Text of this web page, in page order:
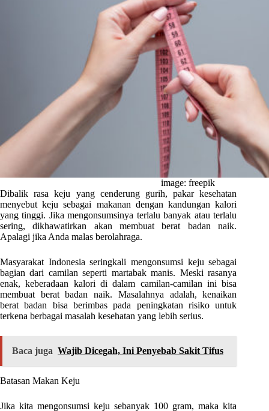
image: freepik
Dibalik rasa keju yang cenderung gurih, pakar kesehatan
menyebut keju sebagai makanan dengan kandungan kalori
yang tinggi. Jika mengonsumsinya terlalu banyak atau terlalu
sering, dikhawatirkan akan membuat berat badan naik.
Apalagi jika Anda malas berolahraga.
Masyarakat Indonesia seringkali mengonsumsi keju sebagai
bagian dari camilan seperti martabak manis. Meski rasanya
enak, keberadaan kalori di dalam camilan-camilan ini bisa
membuat berat badan naik. Masalahnya adalah, kenaikan
berat badan bisa berimbas pada peningkatan risiko untuk
terkena berbagai masalah kesehatan yang lebih serius.
Baca juga Wajib Dicegah, Ini Penyebab Sakit Tifus
Batasan Makan Keju
Jika kita mengonsumsi keju sebanyak 100 gram, maka kita